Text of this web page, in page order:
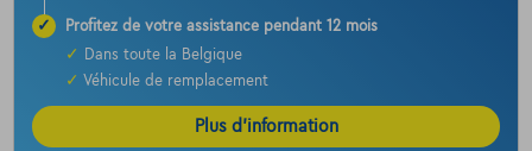
✓
Profitez de votre assistance pendant 12 mois
✓
Dans toute la Belgique
✓ Véhicule de remplacement
Plus d’information